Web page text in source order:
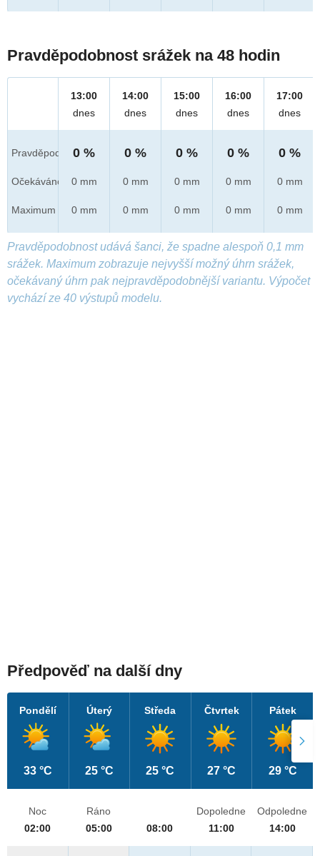
Pravděpodobnost srážek na 48 hodin
Pravděpod.
Očekáváno
Maximum
13:00
dnes
0 %
0 mm
0 mm
14:00
dnes
0 %
0 mm
0 mm
15:00
dnes
0 %
0 mm
0 mm
16:00
dnes
0 %
0 mm
0 mm
17:00
dnes
0 %
0 mm
0 mm
Pravděpodobnost udává šanci, že spadne alespoň 0,1 mm
srážek. Maximum zobrazuje nejvyšší možný úhrn srážek,
očekávaný úhrn pak nejpravděpodobnější variantu. Výpočet
vychází ze 40 výstupů modelu.
Předpověď na další dny
Pondělí
33 °C
Úterý
25 °C
Středa
25 °C
Čtvrtek
27 °C
Pátek
29 °C
Noc
02:00
Ráno
05:00
08:00
Dopoledne
11:00
Odpoledne
14:00